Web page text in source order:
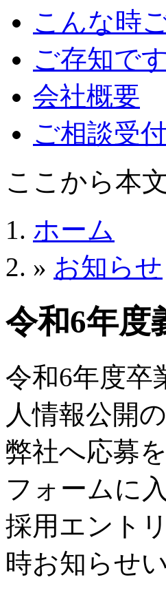
こんな時
ご存知で
会社概要
ご相談受
ここから本
ホーム
» お知らせ
令和6年度
令和6年度卒
人情報公開
弊社へ応募
フォームに
採用エント
時お知らせ